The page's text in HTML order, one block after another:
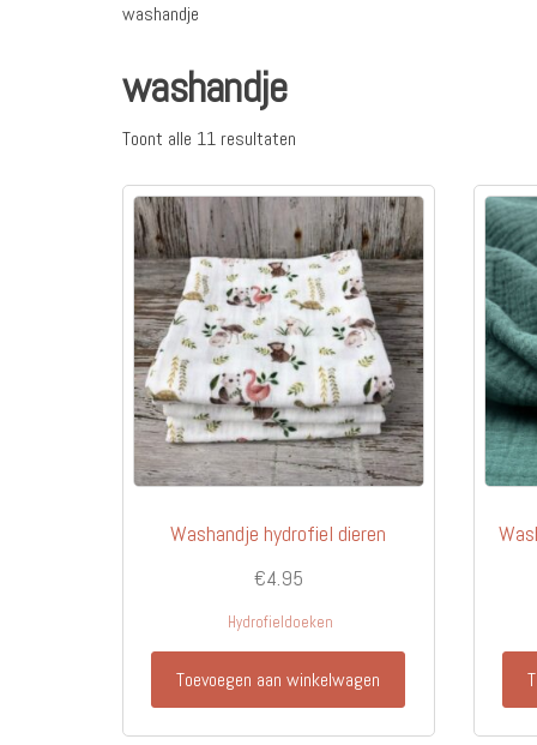
washandje
washandje
Toont alle 11 resultaten
Washandje hydrofiel dieren
€4.95
Hydrofieldoeken
Toevoegen aan winkelwagen